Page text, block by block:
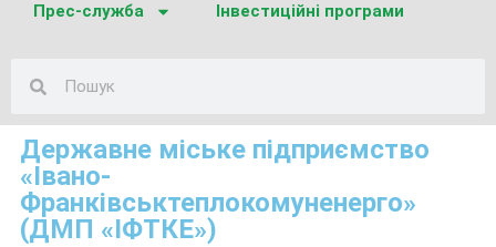
Прес-служба Інвестиційні програми
Державне міське підприємство
«Івано-
Франківськтеплокомуненерго»
(ДМП «ІФТКЕ»)